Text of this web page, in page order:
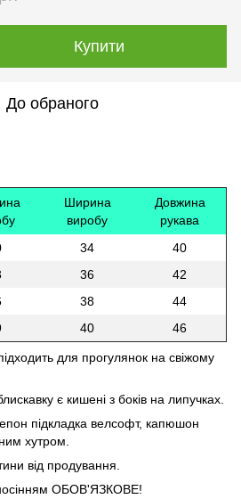
Купити
До обраного
Ширина
виробу
Довжина
рукава
34
40
36
42
38
44
40 46
для прогулянок на свіжому
є кишені з боків на липучках.
підкладка велсофт, капюшон
хутром.
від продування.
ОБОВ'ЯЗКОВЕ!